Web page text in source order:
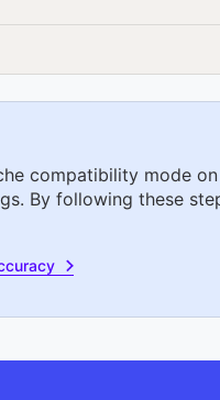
compatibility mode
By following these